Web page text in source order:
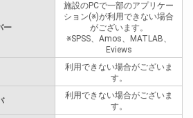
ー
施設のPCで一部のアプリケー
ション(※)が利用できない場合
がございます。
※SPSS、Amos、MATLAB、
Eviews
利用できない場合がございま
す。
利用できない場合がございま
す。